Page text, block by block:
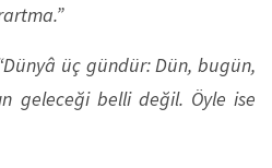
üç gündür: Dün, bugün,
geleceği belli değil. Öyle ise